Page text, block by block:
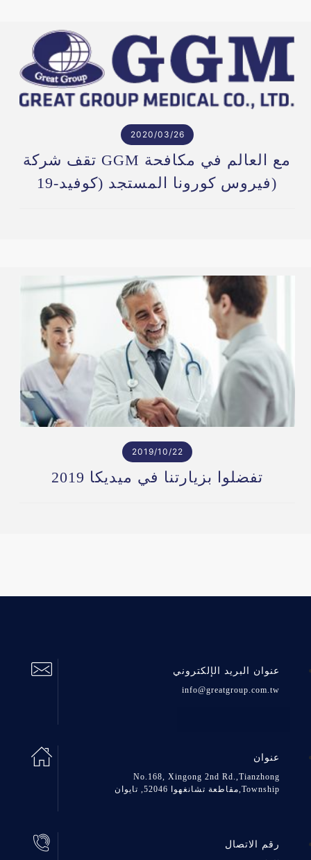
2020/03/26
تقف شركة GGM مع العالم في مكافحة
فيروس كورونا المستجد (كوفيد-19)
2019/10/22
تفضلوا بزيارتنا في ميديكا 2019
عنوان البريد الإلكتروني
info@greatgroup.com.tw
عنوان
No.168, Xingong 2nd Rd.,Tianzhong
Township,مقاطعة تشانغهوا 52046, تايوان
رقم الاتصال